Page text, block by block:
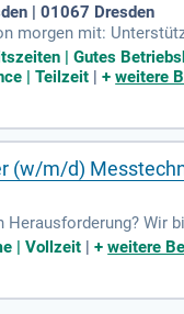
| 01067 Dresden
morgen mit:
und
| Gutes
| Teilzeit |+weitere
(w/m/d)
Wir
mit
unseres
| Vollzeit |+weitere